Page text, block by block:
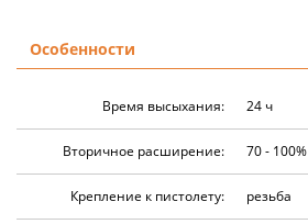
Особенности
Время высыхания: 24 ч
Вторичное расширение: 70 - 100%
Крепление к пистолету: резьба